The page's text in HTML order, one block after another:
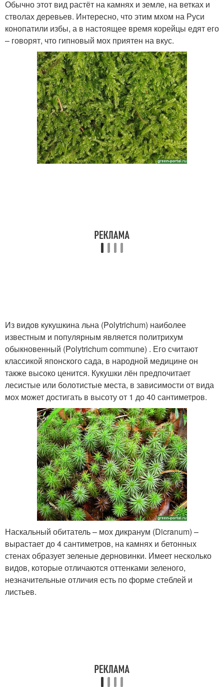
Обычно этот вид растёт на камнях и земле, на ветках и
стволах деревьев. Интересно, что этим мхом на Руси
конопатили избы, а в настоящее время корейцы едят его
– говорят, что гипновый мох приятен на вкус.
Из видов кукушкина льна (Polytrichum) наиболее
известным и популярным является политрихум
обыкновенный (Polytrichum commune) . Его считают
классикой японского сада, в народной медицине он
также высоко ценится. Кукушки лён предпочитает
лесистые или болотистые места, в зависимости от вида
мох может достигать в высоту от 1 до 40 сантиметров.
Наскальный обитатель – мох дикранум (Dicranum) –
вырастает до 4 сантиметров, на камнях и бетонных
стенах образует зеленые дерновинки. Имеет несколько
видов, которые отличаются оттенками зеленого,
незначительные отличия есть по форме стеблей и
листьев.